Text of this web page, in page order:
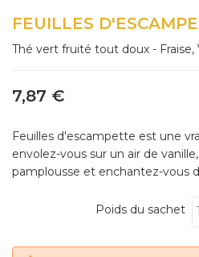
FEUILLES
Thé vert fruité tout doux -
7,87 €
Feuilles d'escampette est une
envolez-vous sur un air de
pamplousse et enchantez-vous
Poids du sachet